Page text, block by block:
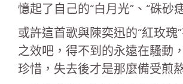
憶起了自己的“白月光”、“硃砂
或許這首歌與陳奕迅的“紅玫瑰
之效吧，得不到的永遠在騷動
珍惜，失去後才是那麼備受煎